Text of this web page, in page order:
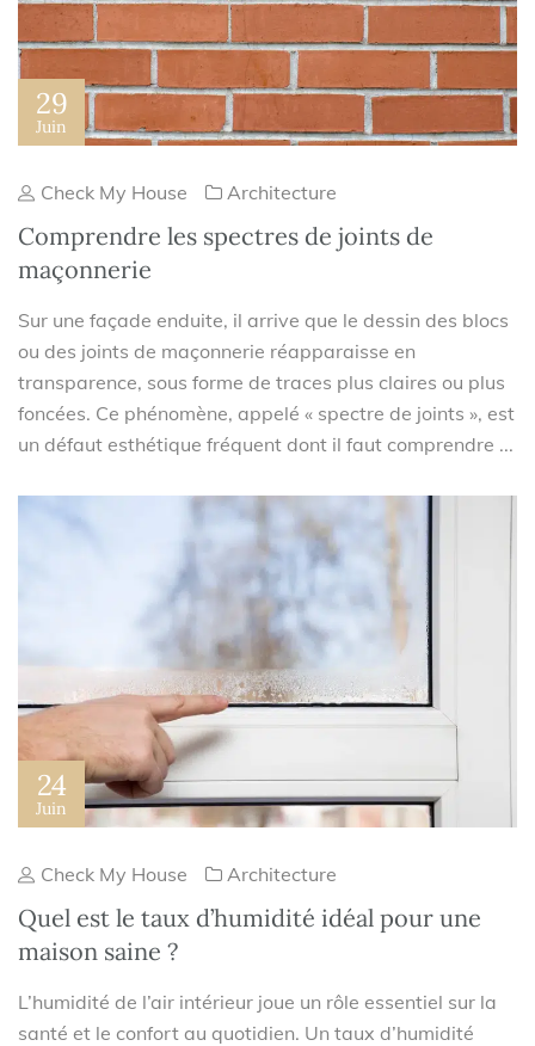
29
Juin
Check My House Architecture
Comprendre les spectres de joints de
maçonnerie
Sur une façade enduite, il arrive que le dessin des blocs
ou des joints de maçonnerie réapparaisse en
transparence, sous forme de traces plus claires ou plus
foncées. Ce phénomène, appelé « spectre de joints », est
un défaut esthétique fréquent dont il faut comprendre ...
24
Juin
Check My House Architecture
Quel est le taux d’humidité idéal pour une
maison saine ?
L’humidité de l’air intérieur joue un rôle essentiel sur la
santé et le confort au quotidien. Un taux d’humidité